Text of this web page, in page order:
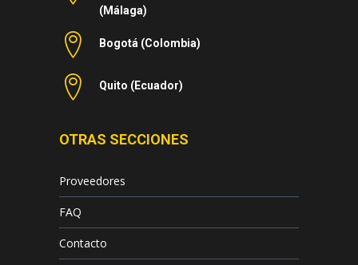
(Málaga)
Bogotá (Colombia)
Quito (Ecuador)
OTRAS SECCIONES
Proveedores
FAQ
Contacto